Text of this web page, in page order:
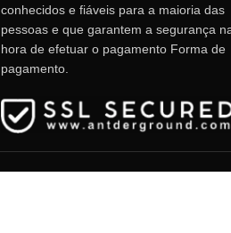
conhecidos e fiáveis ​​para a maioria das
pessoas e que garantem a segurança
hora de efetuar o pagamento Forma de
pagamento.